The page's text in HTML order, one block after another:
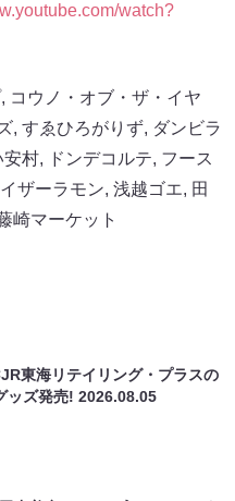
watch?
, コウノ・オブ・ザ・イヤ
, すゑひろがりず, ダンビラ
安村, ドンデコルテ, フース
ザーラモン, 浅越ゴエ, 田
崎マーケット
東海リテイリング・プラスの
ッズ発売!2026.08.05